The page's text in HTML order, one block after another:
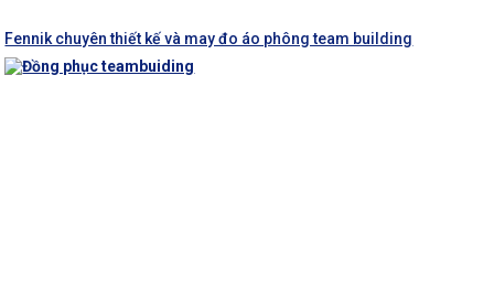
Fennik chuyên thiết kế và may đo áo phông team building